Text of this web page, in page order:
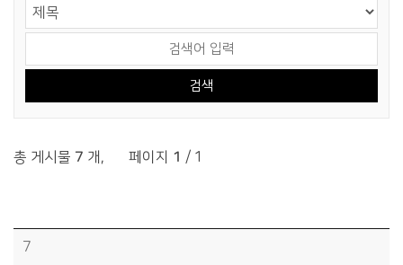
총 게시물 7 개 , 페이지 1 / 1
연설문 목록 - 번호, 제목, 발표일, 조회수정보 제공
7